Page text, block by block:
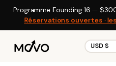
Programme Founding 16 —
Réservations ouvertes ·